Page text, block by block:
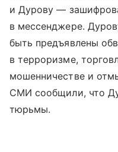
и Дурову —
в мессенджере.
быть предъявлены
в терроризме,
мошенничестве и
СМИ сообщили, что
тюрьмы.